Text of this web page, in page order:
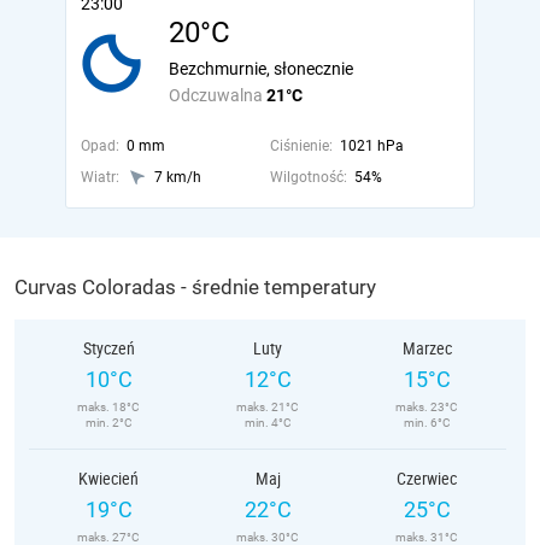
20°C
Odczuwalna 21°C
Bezchmurnie, słonecznie
Opad: 0 mm Ciśnienie: 1021 hPa
Wiatr:
7 km/h Wilgotność: 54%
Curvas Coloradas - średnie temperatury
Styczeń
10°C
maks. 18°C
min. 2°C
Luty
12°C
maks. 21°C
min. 4°C
Marzec
15°C
maks. 23°C
min. 6°C
Kwiecień
19°C
maks. 27°C
Maj
22°C
maks. 30°C
Czerwiec
25°C
maks. 31°C